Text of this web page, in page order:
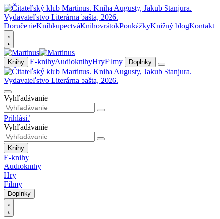
DoručenieKníhkupectváKnihovrátokPoukážkyKnižný blogKontakt
Knihy E-knihyAudioknihyHryFilmy Doplnky
Vyhľadávanie
Prihlásiť
Vyhľadávanie
Knihy
E-knihy
Audioknihy
Hry
Filmy
Doplnky